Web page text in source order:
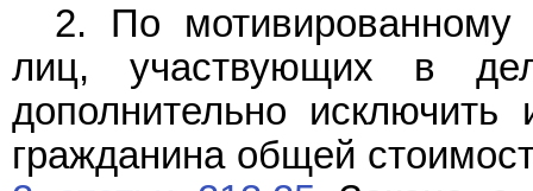
2. По мотивированному
лиц, участвующих в
дополнительно
гражданина общей